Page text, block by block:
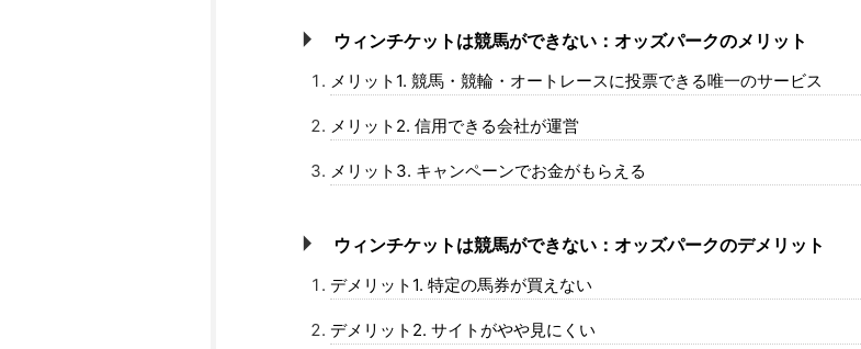
ウィンチケットは競馬ができない：オッズパークのメリット
メリット1. 競馬・競輪・オートレースに投票できる唯一のサービス
メリット2. 信用できる会社が運営
メリット3. キャンペーンでお金がもらえる
ウィンチケットは競馬ができない：オッズパークのデメリット
デメリット1. 特定の馬券が買えない
デメリット2. サイトがやや見にくい